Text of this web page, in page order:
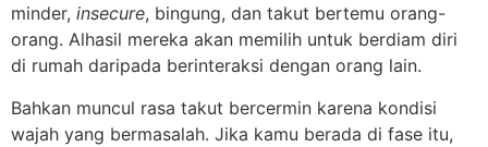
minder, insecure, bingung, dan takut bertemu orang-
orang. Alhasil mereka akan memilih untuk berdiam diri
di rumah daripada berinteraksi dengan orang lain.
Bahkan muncul rasa takut bercermin karena kondisi
wajah yang bermasalah. Jika kamu berada di fase itu,